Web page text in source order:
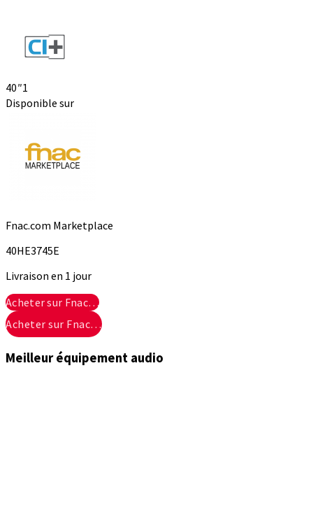
40″1
Disponible sur
Fnac.com Marketplace
40HE3745E
Livraison en 1 jour
Acheter sur Fnac…
Acheter sur Fnac…
Meilleur équipement audio